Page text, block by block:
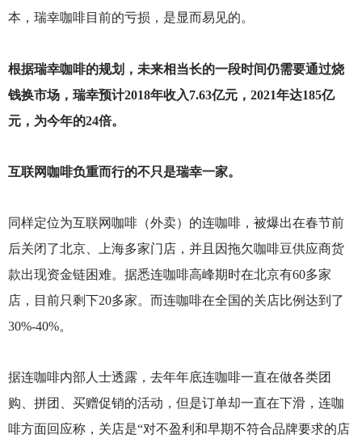
本，瑞幸咖啡目前的亏损，是显而易见的。
根据瑞幸咖啡的规划，未来相当长的一段时间仍需要通过烧
钱换市场，瑞幸预计2018年收入7.63亿元，2021年达185亿
元，为今年的24倍。
互联网咖啡负重而行的不只是瑞幸一家。
同样定位为互联网咖啡（外卖）的连咖啡，被爆出在春节前
后关闭了北京、上海多家门店，并且因拖欠咖啡豆供应商货
款出现资金链困难。据悉连咖啡高峰期时在北京有60多家
店，目前只剩下20多家。而连咖啡在全国的关店比例达到了
30%-40%。
据连咖啡内部人士透露，去年年底连咖啡一直在做各类团
购、拼团、买赠促销的活动，但是订单却一直在下滑，连咖
啡方面回应称，关店是“对不盈利和早期不符合品牌要求的店